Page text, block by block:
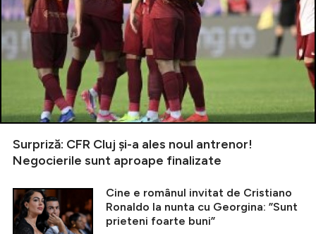
Surpriză: CFR Cluj și-a ales noul antrenor!
Negocierile sunt aproape finalizate
Cine e românul invitat de Cristiano
Ronaldo la nunta cu Georgina: ”Sunt
prieteni foarte buni”